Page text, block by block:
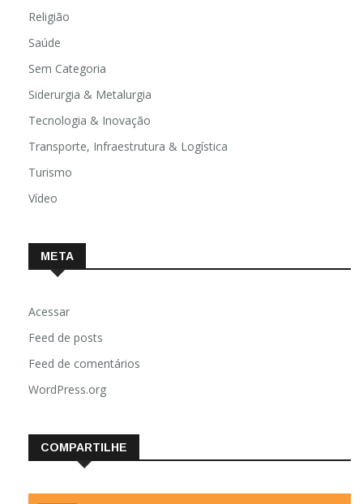
Religião
Saúde
Sem Categoria
Siderurgia & Metalurgia
Tecnologia & Inovação
Transporte, Infraestrutura & Logística
Turismo
Vídeo
META
Acessar
Feed de posts
Feed de comentários
WordPress.org
COMPARTILHE